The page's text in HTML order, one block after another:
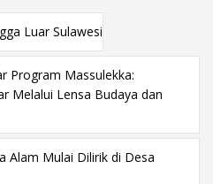
Luar Sulawesi
Program Massulekka:
Melalui Lensa Budaya dan
Alam Mulai Dilirik di Desa